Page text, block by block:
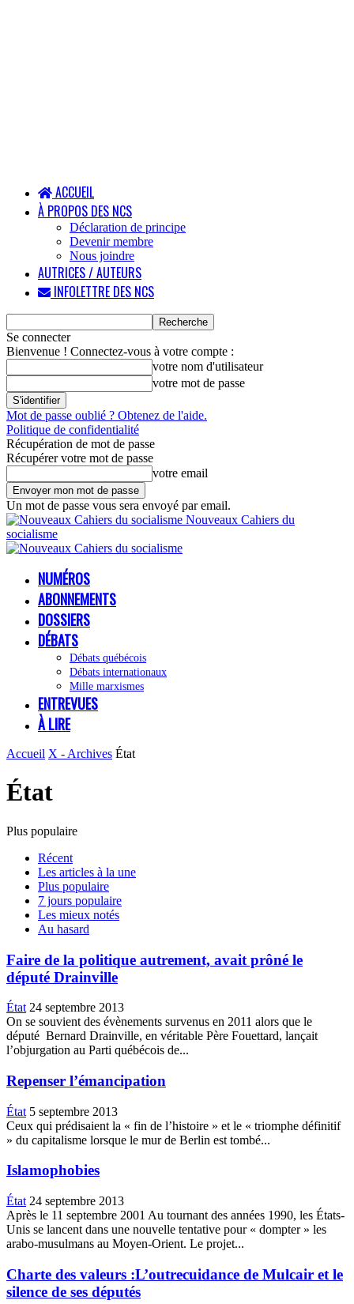
ACCUEIL
À PROPOS DES NCS
Déclaration de principe
Devenir membre
Nous joindre
AUTRICES / AUTEURS
INFOLETTRE DES NCS
Se connecter
Bienvenue ! Connectez-vous à votre compte :
votre nom d'utilisateur
votre mot de passe
Mot de passe oublié ? Obtenez de l'aide.
Politique de confidentialité
Récupération de mot de passe
Récupérer votre mot de passe
votre email
Un mot de passe vous sera envoyé par email.
Nouveaux Cahiers du
socialisme
NUMÉROS
ABONNEMENTS
DOSSIERS
DÉBATS
Débats québécois
Débats internationaux
Mille marxismes
ENTREVUES
À LIRE
Accueil X - Archives État
État
Plus populaire
Récent
Les articles à la une
Plus populaire
7 jours populaire
Les mieux notés
Au hasard
Faire de la politique autrement, avait prôné le
député Drainville
État 24 septembre 2013
On se souvient des évènements survenus en 2011 alors que le
député Bernard Drainville, en véritable Père Fouettard, lançait
l’objurgation au Parti québécois de...
Repenser l’émancipation
État 5 septembre 2013
Ceux qui prédisaient la « fin de l’histoire » et le « triomphe définitif
» du capitalisme lorsque le mur de Berlin est tombé...
Islamophobies
État 24 septembre 2013
Après le 11 septembre 2001 Au tournant des années 1990, les États-
Unis se lancent dans une nouvelle tentative pour « dompter » les
arabo-musulmans au Moyen-Orient. Le projet...
Charte des valeurs :L’outrecuidance de Mulcair et le
silence de ses députés